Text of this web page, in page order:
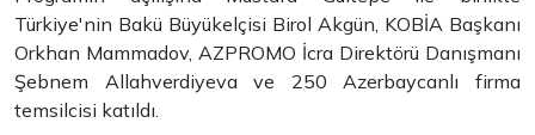
Türkiye'nin Bakü Büyükelçisi Birol Akgün, KOBİA Başkanı
Orkhan Mammadov, AZPROMO İcra Direktörü Danışmanı
Şebnem Allahverdiyeva ve 250 Azerbaycanlı firma
temsilcisi katıldı.